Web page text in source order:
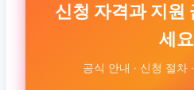
신청 자격과 지원
세요
공식 안내 · 신청 절차